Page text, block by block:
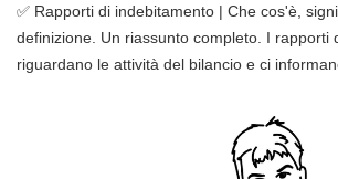
✅ Rapporti di indebitamento | Che cos'è,
definizione. Un riassunto completo. I rapporti
riguardano le attività del bilancio e ci